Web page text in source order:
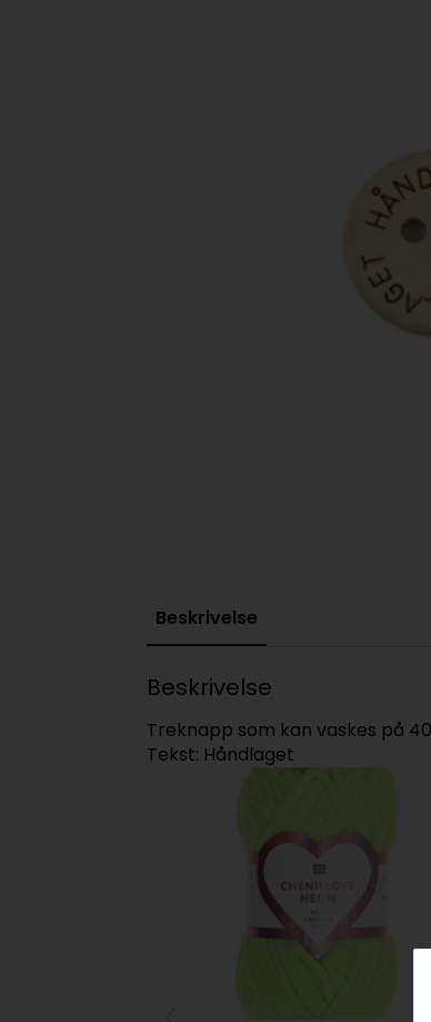
Beskrivelse
Beskrivelse
Treknapp som kan vaskes på
Tekst: Håndlaget